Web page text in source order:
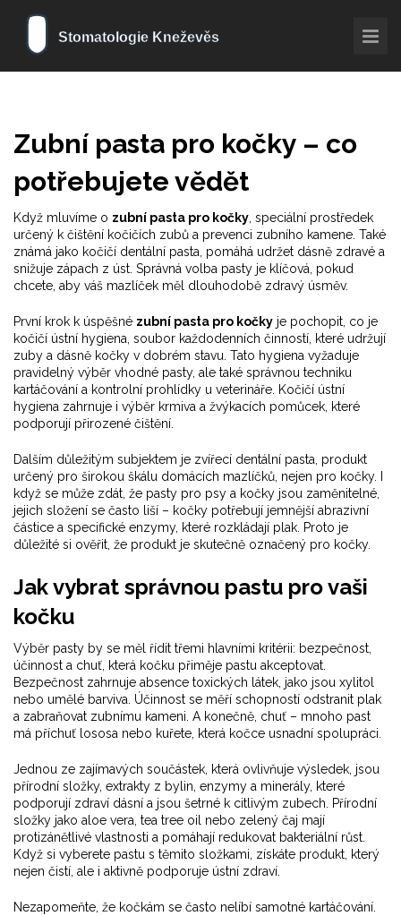
Zubní pasta pro kočky – co
potřebujete vědět
Když mluvíme o zubní pasta pro kočky speciální prostředek
určený k čištění kočičích zubů a prevenci zubního kamene . Také
známá jako kočičí dentální pasta , pomáhá udržet dásně zdravé a
snižuje zápach z úst. Správná volba pasty je klíčová, pokud
chcete, aby váš mazlíček měl dlouhodobě zdravý úsměv.
První krok k úspěšné zubní pasta pro kočky je pochopit, co je
kočičí ústní hygiena soubor každodenních činností, které udržují
zuby a dásně kočky v dobrém stavu . Tato hygiena vyžaduje
pravidelný výběr vhodné pasty, ale také správnou techniku
kartáčování a kontrolní prohlídky u veterináře. Kočičí ústní
hygiena zahrnuje i výběr krmiva a žvýkacích pomůcek, které
podporují přirozené čištění.
Dalším důležitým subjektem je zvířecí dentální pasta produkt
určený pro širokou škálu domácích mazlíčků, nejen pro kočky. I
když se může zdát, že pasty pro psy a kočky jsou zaměnitelné,
jejich složení se často liší – kočky potřebují jemnější abrazivní
částice a specifické enzymy, které rozkládají plak. Proto je
důležité si ověřit, že produkt je skutečně označený pro kočky.
Jak vybrat správnou pastu pro vaši
kočku
Výběr pasty by se měl řídit třemi hlavními kritérii: bezpečnost,
účinnost a chuť, která kočku přiměje pastu akceptovat.
Bezpečnost zahrnuje absence toxických látek, jako jsou xylitol
nebo umělé barviva. Účinnost se měří schopností odstranit plak
a zabraňovat zubnímu kameni. A konečně, chuť – mnoho past
má příchuť lososa nebo kuřete, která kočce usnadní spolupráci.
Jednou ze zajímavých součástek, která ovlivňuje výsledek, jsou
přírodní složky, extrakty z bylin, enzymy a minerály, které
podporují zdraví dásní a jsou šetrné k citlivým zubech . Přírodní
složky jako aloe vera, tea tree oil nebo zelený čaj mají
protizánětlivé vlastnosti a pomáhají redukovat bakteriální růst.
Když si vyberete pastu s těmito složkami, získáte produkt, který
nejen čistí, ale i aktivně podporuje ústní zdraví.
Nezapomeňte, že kočkám se často nelíbí samotné kartáčování.